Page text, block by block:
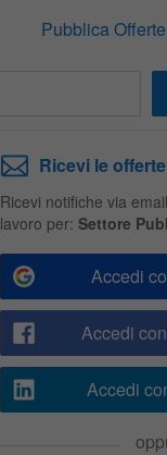
Pubblica Offerte
Ricevi le
Ricevi notifiche via
lavoro per: Settore
Accedi
Accedi
Accedi